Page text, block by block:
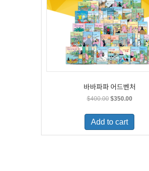
바바파파 어드벤처
$400.00 Original
was:
$400.00.
$350.00Current
is:
Add to cart